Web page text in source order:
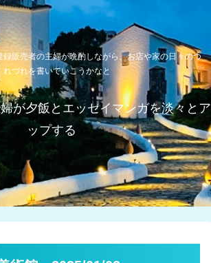
販売者の主婦が晩酌しながら、お店や家の日々のつ
れづれを書いていこうかなと
が夕飯とエッセイマンガを淡々とア
ップする